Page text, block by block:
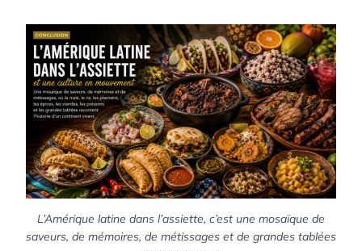
L’Amérique latine dans l’assiette, c’est une mosaïque de
saveurs, de mémoires, de métissages et de grandes tablées